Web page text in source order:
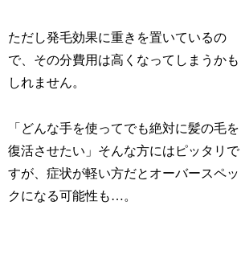
ただし発毛効果に重きを置いているの
で、その分費用は高くなってしまうかも
しれません。
「どんな手を使ってでも絶対に髪の毛を
復活させたい」そんな方にはピッタリで
すが、症状が軽い方だとオーバースペッ
クになる可能性も…。